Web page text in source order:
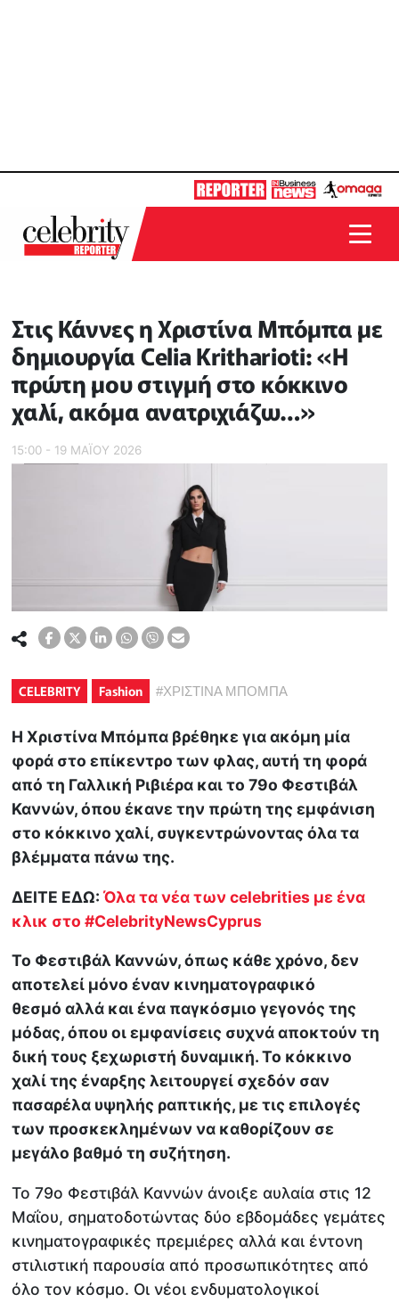
Στις Κάννες η Χριστίνα Μπόμπα με
δημιουργία Celia Kritharioti: «Η
πρώτη μου στιγμή στο κόκκινο
χαλί, ακόμα ανατριχιάζω…»
15:00 - 19 ΜΑΪ́ΟΥ 2026
CELEBRITY Fashion #ΧΡΙΣΤΙΝΑ ΜΠΟΜΠΑ
Η Χριστίνα Μπόμπα βρέθηκε για ακόμη μία
φορά στο επίκεντρο των φλας, αυτή τη φορά
από τη Γαλλική Ριβιέρα και το 79ο Φεστιβάλ
Καννών, όπου έκανε την πρώτη της εμφάνιση
στο κόκκινο χαλί, συγκεντρώνοντας όλα τα
βλέμματα πάνω της.
ΔΕΙΤΕ ΕΔΩ:Όλα τα νέα των celebrities με ένα
κλικ στο #CelebrityNewsCyprus
Το Φεστιβάλ Καννών, όπως κάθε χρόνο, δεν
αποτελεί μόνο έναν κινηματογραφικό
θεσμό αλλά και ένα παγκόσμιο γεγονός της
μόδας, όπου οι εμφανίσεις συχνά αποκτούν τη
δική τους ξεχωριστή δυναμική. Το κόκκινο
χαλί της έναρξης λειτουργεί σχεδόν σαν
πασαρέλα υψηλής ραπτικής, με τις επιλογές
των προσκεκλημένων να καθορίζουν σε
μεγάλο βαθμό τη συζήτηση.
Το 79ο Φεστιβάλ Καννών άνοιξε αυλαία στις 12
Μαΐου, σηματοδοτώντας δύο εβδομάδες γεμάτες
κινηματογραφικές πρεμιέρες αλλά και έντονη
στιλιστική παρουσία από προσωπικότητες από
όλο τον κόσμο. Οι νέοι ενδυματολογικοί